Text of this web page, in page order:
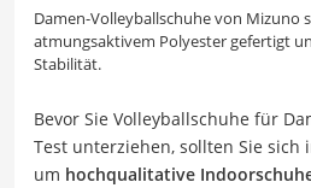
Damen-Volleyballschuhe von Mizuno
atmungsaktivem Polyester gefertigt
Stabilität.
Bevor Sie Volleyballschuhe für
Test unterziehen, sollten Sie sich
um hochqualitative